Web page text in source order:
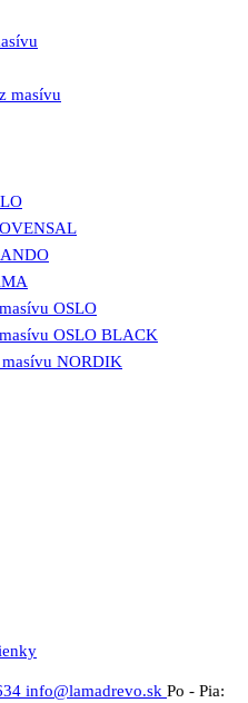
masívu
OSLO
OSLO BLACK
NORDIK
info@lamadrevo.sk Po - Pia: